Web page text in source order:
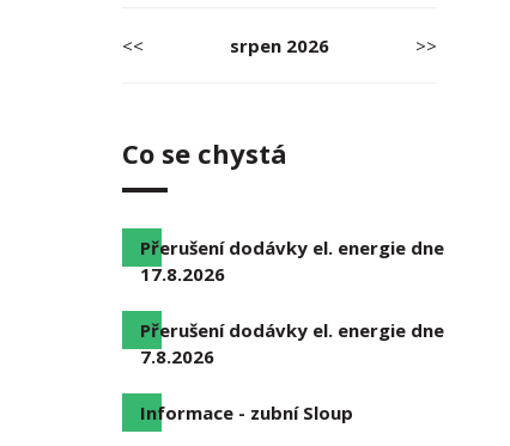
<< srpen 2026 >>
Co se chystá
Přerušení dodávky el. energie dne
17.8.2026
Přerušení dodávky el. energie dne
7.8.2026
Informace - zubní Sloup